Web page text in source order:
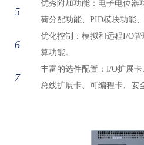
5
优秀附加功能：电子电位器
荷分配功能、PID模块功能
6
优化控制：模拟和远程I/O
算功能。
7
丰富的选件配置：I/O扩展
总线扩展卡、可编程卡、安